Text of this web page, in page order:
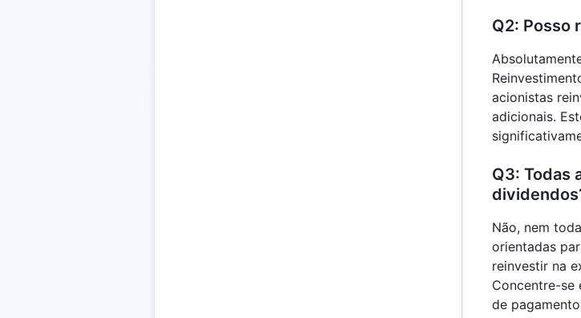
Q2: Posso
acionistas
adicionais.
Q3: Todas
Não, nem
orientadas
reinvestir na
Concentre-se
de